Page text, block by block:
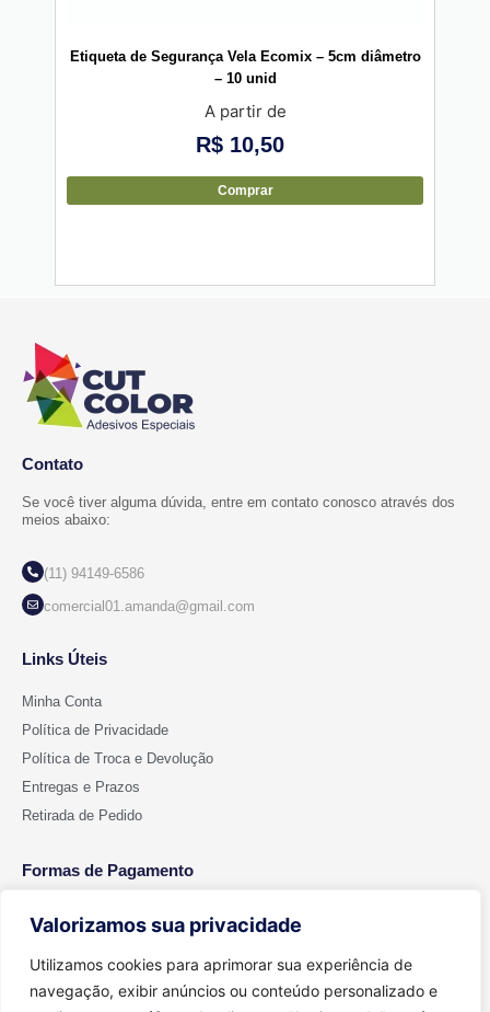
Valorizamos sua privacidade
Utilizamos cookies para aprimorar sua experiência de
navegação, exibir anúncios ou conteúdo personalizado e
Etiqueta de Segurança Vela Ecomix – 5cm diâmetro
– 10 unid
A partir de
R$10,50
Comprar
Contato
Se você tiver alguma dúvida, entre em contato conosco através dos
meios abaixo:
(11) 94149-6586
comercial01.amanda@gmail.com
Links Úteis
Minha Conta
Política de Privacidade
Política de Troca e Devolução
Entregas e Prazos
Retirada de Pedido
Formas de Pagamento